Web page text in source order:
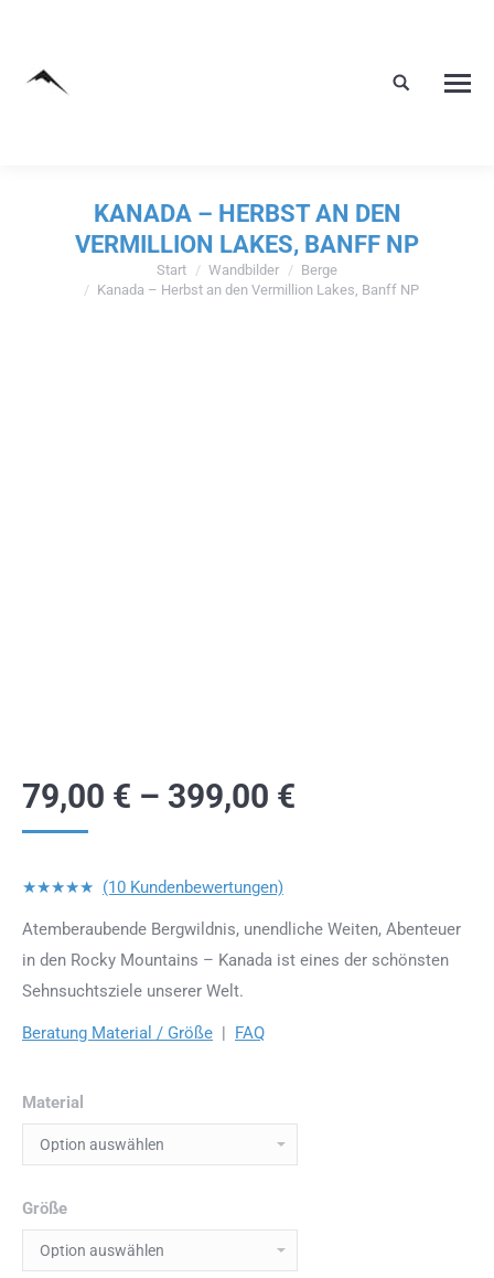
KANADA – HERBST AN DEN
VERMILLION LAKES, BANFF NP
Sie befinden sich hier:
Start Wandbilder
Berge
Kanada – Herbst an den Vermillion Lakes, Banff NP
79,00 € – 399,00 €
★★★★★ (10 Kundenbewertungen)
Atemberaubende Bergwildnis, unendliche Weiten, Abenteuer
in den Rocky Mountains – Kanada ist eines der schönsten
Sehnsuchtsziele unserer Welt.
Beratung Material / Größe | FAQ
Material
Größe